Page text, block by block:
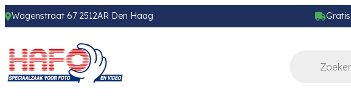
Wagenstraat 67 2512AR Den Haag